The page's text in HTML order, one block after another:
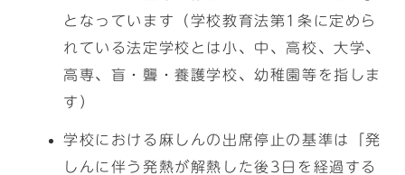
となっています（学校教育法第1条に定めら
れている法定学校とは小、中、高校、大学、
高専、盲・聾・養護学校、幼稚園等を指しま
す）
学校における麻しんの出席停止の基準は「発
しんに伴う発熱が解熱した後3日を経過する